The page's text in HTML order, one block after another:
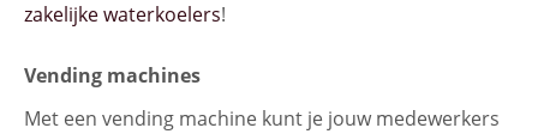
zakelijke waterkoelers!
Vending machines
Met een vending machine kunt je jouw medewerkers